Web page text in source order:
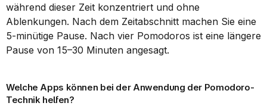
während dieser Zeit konzentriert und ohne
Ablenkungen. Nach dem Zeitabschnitt machen Sie eine
5-minütige Pause. Nach vier Pomodoros ist eine längere
Pause von 15–30 Minuten angesagt.
Welche Apps können bei der Anwendung der Pomodoro-
Technik helfen?